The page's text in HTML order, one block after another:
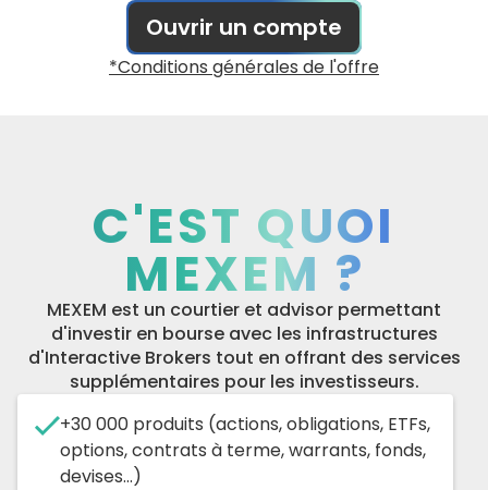
Ouvrir un compte
*Conditions générales de l'offre
C'EST QUOI
MEXEM ?
MEXEM est un courtier et advisor permettant
d'investir en bourse avec les infrastructures
d'Interactive Brokers tout en offrant des services
supplémentaires pour les investisseurs.
+30 000 produits (actions, obligations, ETFs,
options, contrats à terme, warrants, fonds,
devises...)